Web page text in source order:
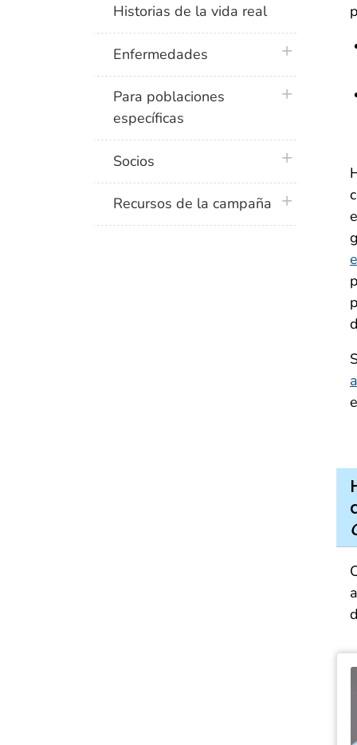
Historias de la vida real
Enfermedades plus icon
Para poblaciones
específicas
plus icon
Socios plus icon
Recursos de la campaña plus icon